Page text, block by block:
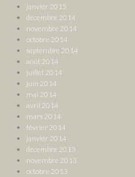
janvier 2015
décembre 2014
novembre 2014
octobre 2014
septembre 2014
août 2014
juillet 2014
juin 2014
mai 2014
avril 2014
mars 2014
février 2014
janvier 2014
décembre 2013
novembre 2013
octobre 2013